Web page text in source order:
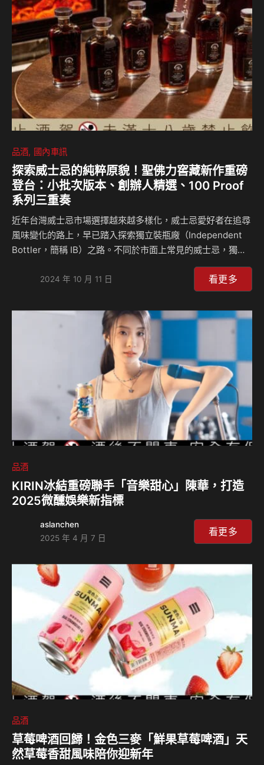
此次新作的核心亮點在於「初次（First-fill）」橡木桶的運
用。由於每只 Oloroso 雪莉桶僅有一次被稱為「初次」的機
會，其首次填裝時蘊含的風味物質最為飽滿鮮明。 這…
品酒 國內車訊
探索威士忌的純粹原貌！聖佛力窖藏新作重磅
登台：小批次版本、創辦人精選、100 Proof
系列三重奏
近年台灣威士忌市場選擇越來越多樣化，威士忌愛好者在追尋
風味變化的路上，早已踏入探索獨立裝瓶廠（Independent
Bottler，簡稱 IB）之路。不同於市面上常見的威士忌，獨立
裝瓶廠提供更多樣化的酒款以及稀缺的單桶原酒，且各種酒
廠、年份、桶型，都應有盡有，完全滿足玩家們的好奇心與無
盡探索。 而在眾多獨立裝瓶廠中，由聖佛力（Signatory
Vintage）向來以豐富的藏酒、獨特的眼光以及對裝瓶工序的
嚴謹堅持，不僅深受威士忌玩家的高度喜愛，更連續三年蟬聯
蘇格蘭最佳獨立裝瓶廠的美譽！今年在台再創佳績的聖佛力，
更在下半年一口氣推出三個系列的新品：創辦人精選、小批次
限量版本以及2024席捲歐美…
2024 年 10 月 11 日 看更多
品酒
KIRIN冰結重磅聯手「音樂甜心」陳華，打造
2025微醺娛樂新指標
aslanchen
2025 年 4 月 7 日
看更多
品酒
草莓啤酒回歸！金色三麥「鮮果草莓啤酒」天
然草莓香甜風味陪你迎新年